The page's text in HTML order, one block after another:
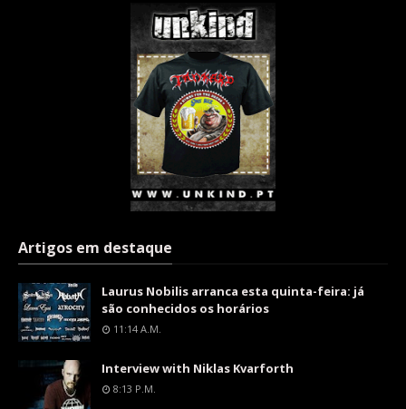
Artigos em destaque
Laurus Nobilis arranca esta quinta-feira: já
são conhecidos os horários
11:14 A.m.
Interview with Niklas Kvarforth
8:13 P.m.